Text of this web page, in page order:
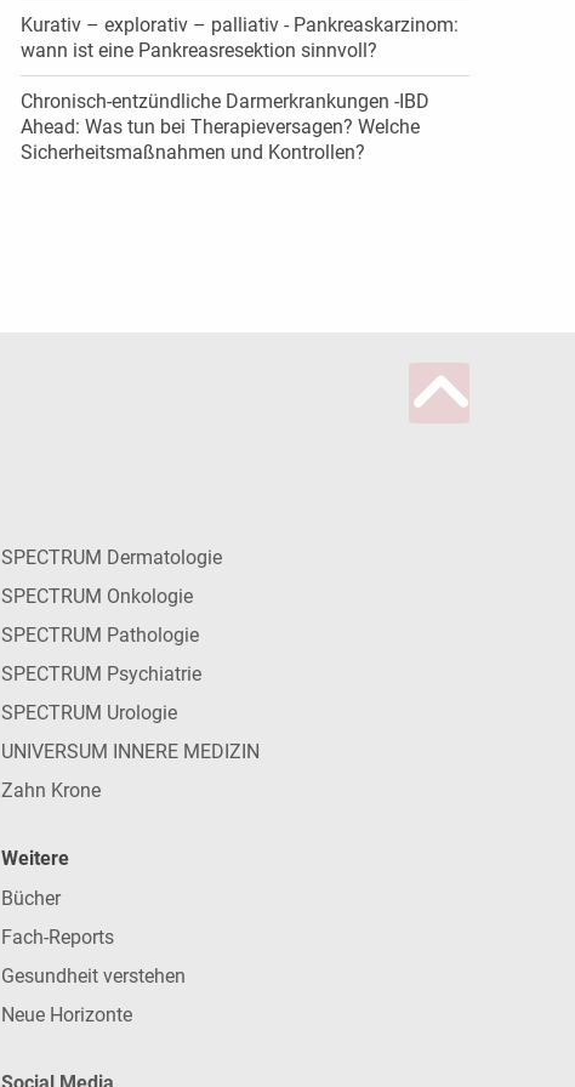
Kurativ – explorativ – palliativ - Pankreaskarzinom:
wann ist eine Pankreasresektion sinnvoll?
Chronisch-entzündliche Darmerkrankungen -IBD
Ahead: Was tun bei Therapieversagen? Welche
Sicherheitsmaßnahmen und Kontrollen?
SPECTRUM Dermatologie
SPECTRUM Onkologie
SPECTRUM Pathologie
SPECTRUM Psychiatrie
SPECTRUM Urologie
UNIVERSUM INNERE MEDIZIN
Zahn Krone
Weitere
Bücher
Fach-Reports
Gesundheit verstehen
Neue Horizonte